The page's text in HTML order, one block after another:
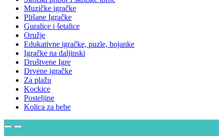
Muzičke igračke
Plišane Igračke
Guralice i šetalice
Oružje
Edukativne igračke, puzle, bojanke
Igračke na daljinski
Društvene Igre
Drvene igračke
Za plažu
Kockice
Posteljine
Kolica za bebe